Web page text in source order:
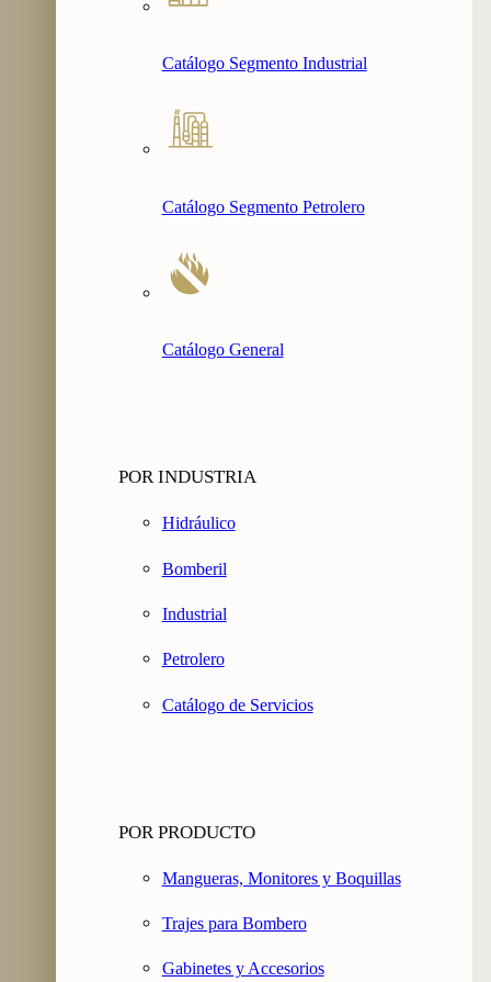
Catálogo Segmento Industrial
Catálogo Segmento Petrolero
Catálogo General
POR INDUSTRIA
Hidráulico
Bomberil
Industrial
Petrolero
Catálogo de Servicios
POR PRODUCTO
Mangueras, Monitores y Boquillas
Trajes para Bombero
Gabinetes y Accesorios